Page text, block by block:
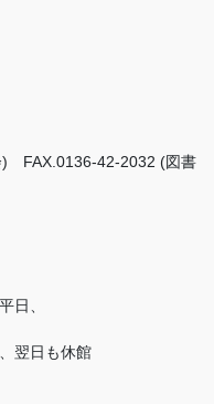
) FAX.0136-42-2032 (図書
日、
翌日も休館